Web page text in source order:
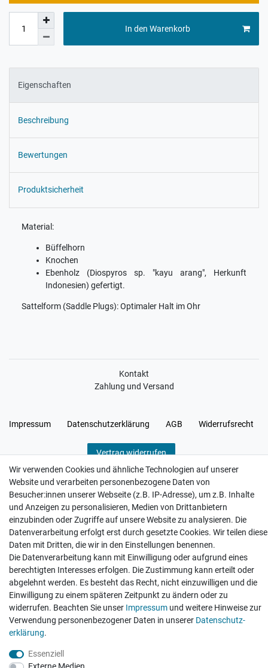
In den Warenkorb
Eigenschaften
Beschreibung
Bewertungen
Produktsicherheit
Material:
Büffelhorn
Knochen
Ebenholz (Diospyros sp. "kayu arang", Herkunft
Indonesien) gefertigt.
Sattelform (Saddle Plugs): Optimaler Halt im Ohr
Kontakt
Zahlung und Versand
Impressum Daten­schutz­erklärung AGB Widerrufs­recht
Vertrag widerrufen
Hatte etwas bestellt was fehlerhaft versendet
wurde. Mein Anliegen habe ich mitgeteilt und sofort
Er...
Datum der Veröffentlichung: 17.07.2026
Datum der Kauferfahrung: 10.07.2026
Wir verwenden Cookies und ähnliche Technologien auf unserer
Website und verarbeiten personenbezogene Daten von
Besucher:innen unserer Webseite (z.B. IP-Adresse), um z.B. Inhalte
und Anzeigen zu personalisieren, Medien von Drittanbietern
einzubinden oder Zugriffe auf unsere Website zu analysieren. Die
Datenverarbeitung erfolgt erst durch gesetzte Cookies. Wir teilen diese
Daten mit Dritten, die wir in den Einstellungen benennen.
Die Datenverarbeitung kann mit Einwilligung oder aufgrund eines
berechtigten Interesses erfolgen. Die Zustimmung kann erteilt oder
abgelehnt werden. Es besteht das Recht, nicht einzuwilligen und die
Einwilligung zu einem späteren Zeitpunkt zu ändern oder zu
widerrufen. Beachten Sie unser Impressum und weitere Hinweise zur
Verwendung personenbezogener Daten in unserer Daten­schutz­
erklärung.
Essenziell